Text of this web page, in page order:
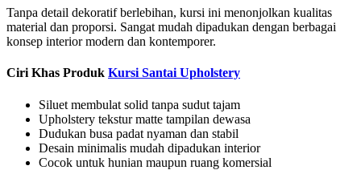
Tanpa detail dekoratif berlebihan, kursi ini menonjolkan kualitas
material dan proporsi. Sangat mudah dipadukan dengan berbagai
konsep interior modern dan kontemporer.
Ciri Khas Produk Kursi Santai Upholstery
Siluet membulat solid tanpa sudut tajam
Upholstery tekstur matte tampilan dewasa
Dudukan busa padat nyaman dan stabil
Desain minimalis mudah dipadukan interior
Cocok untuk hunian maupun ruang komersial